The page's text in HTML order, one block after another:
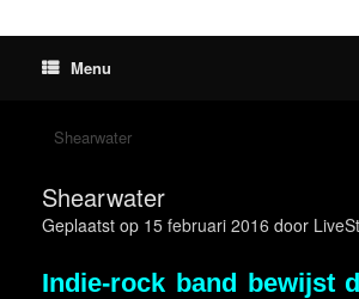
Menu
Shearwater
Shearwater
Geplaatst op 15 februari 2016 door
Indie-rock band bewijst